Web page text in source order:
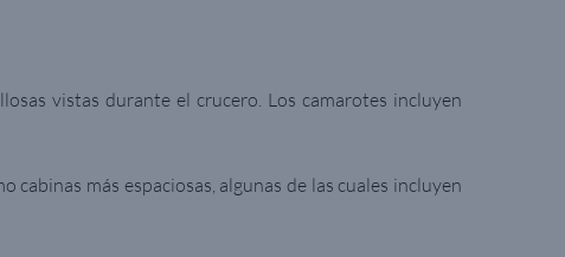
vistas durante el crucero. Los camarotes incluyen
cabinas más espaciosas, algunas de las cuales incluyen